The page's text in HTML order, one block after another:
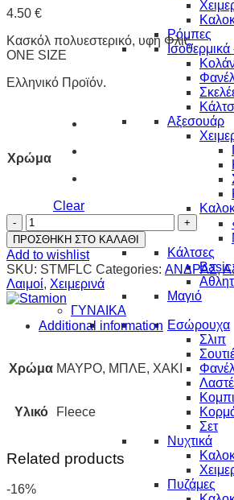
Ρόμπες
Αξεσουάρ
Κάλτσες
Basic
Μαγιό
ΓΥΝΑΙΚΑ
Εσώρουχα
Σλιπ
Σετ
Νυχτικά
Πυζάμες
4.50 €
Κασκόλ πολυεστερικό, υφή Φλις.
ONE SIZE
Ελληνικό Προϊόν.
Χρώμα
Clear
ΚΑΣΚΟΛ
FLEECE
STAMION
quantity
ΠΡΟΣΘΗΚΗ ΣΤΟ ΚΑΛΑΘΙ
Add to wishlist
SKU: STMFLC Categories: ΑΝΔΡΑΣ,
Λαιμοί, Χειμερινά
Additional information
Χρώμα ΜΑΥΡΟ, ΜΠΛΕ, ΧΑΚΙ
Υλικό Fleece
Related products
-16%